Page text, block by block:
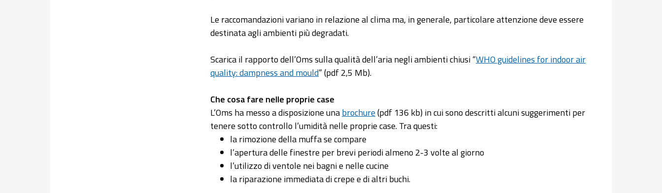
Le raccomandazioni variano in relazione al clima ma, in generale, particolare attenzione deve essere
destinata agli ambienti più degradati.
Scarica il rapporto dell’Oms sulla qualità dell’aria negli ambienti chiusi “WHO guidelines for indoor air
quality: dampness and mould” (pdf 2,5 Mb).
Che cosa fare nelle proprie case
L’Oms ha messo a disposizione unabrochure(pdf 136 kb) in cui sono descritti alcuni suggerimenti per
tenere sotto controllo l’umidità nelle proprie case. Tra questi:
la rimozione della muffa se compare
l’apertura delle finestre per brevi periodi almeno 2-3 volte al giorno
l’utilizzo di ventole nei bagni e nelle cucine
la riparazione immediata di crepe e di altri buchi.